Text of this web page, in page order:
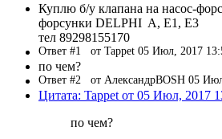
Куплю б/у клапана на насос-
форсунки DELPHI A, E1, E3
тел 89298155170
Ответ #1 от Tappet 05 Июл, 2017
по чем?
Ответ #2 от АлександрBOSH 05
Цитата: Tappet от 05 Июл, 2017
по чем?